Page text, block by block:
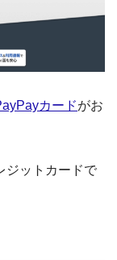
カードがお
ジットカードで